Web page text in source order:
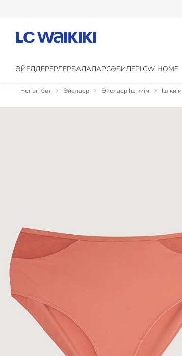
ӘЙЕЛДЕРЕРЛЕРБАЛАЛАРCӘБИЛЕРLCW HOME
Негізгі бет Әйелдер Әйелдер Іш киім Іш киім